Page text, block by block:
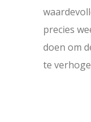
precies
doen om
te